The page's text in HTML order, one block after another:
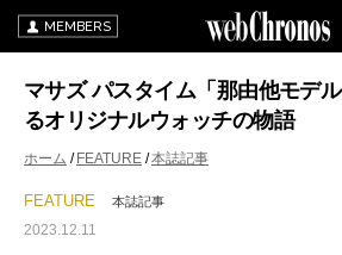
MEMBERS
マサズ パスタイム「那由他モデ
るオリジナルウォッチの物語
ホーム FEATURE 本誌記事
FEATURE 本誌記事
2023.12.11